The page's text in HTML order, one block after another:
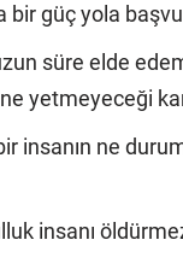
güç yola
süre elde
yetmeyeceği
insanın ne
insanı